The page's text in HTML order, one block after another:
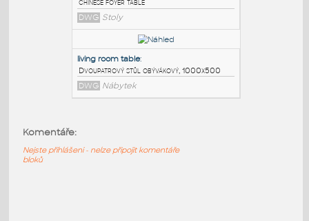
Moroccan Side table
side table/stool
DWG Stoly
DWG Stoly
Komentáře:
Nejste přihlášeni - nelze připojit komentáře
bloků